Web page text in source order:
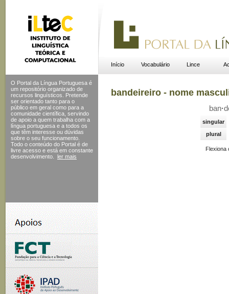
Início Vocabulário Lince
O Portal da Língua Portuguesa é
um repositório organizado de
recursos linguísticos. Pretende
ser orientado tanto para o
público em geral como para a
comunidade científica, servindo
de apoio a quem trabalha com a
língua portuguesa e a todos os
que têm interesse ou dúvidas
sobre o seu funcionamento.
Todo o conteúdo do Portal é de
livre acesso e está em constante
desenvolvimento.
ler mais
bandeireiro - nome
ban·
singular
plural
Flexiona